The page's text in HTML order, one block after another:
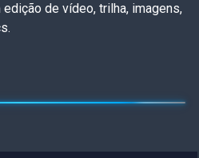
de vídeo, trilha, imagens,